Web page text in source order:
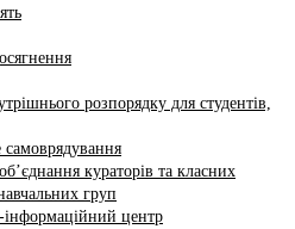
розпорядку для студентів,
самоврядування
кураторів та класних
груп
інформаційний центр